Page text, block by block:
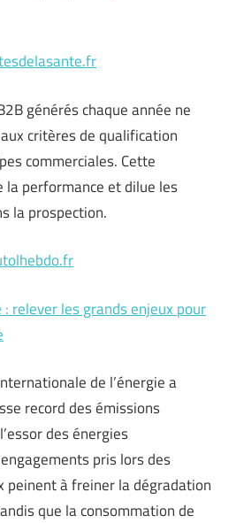
générés chaque année ne
critères de qualification
commerciales. Cette
performance et dilue les
la prospection.
: relever les grands enjeux pour
de l’énergie a
record des émissions
des énergies
pris lors des
peinent à freiner la dégradation
que la consommation de